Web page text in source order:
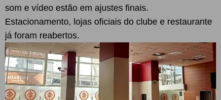
som e vídeo estão em ajustes finais.
Estacionamento, lojas oficiais do clube e restaurante
já foram reabertos.